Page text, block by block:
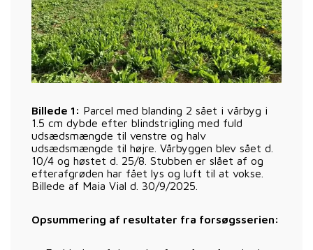
Billede 1: Parcel med blanding 2 sået i vårbyg i
1.5 cm dybde efter blindstrigling med fuld
udsædsmængde til venstre og halv
udsædsmængde til højre. Vårbyggen blev sået d.
10/4 og høstet d. 25/8. Stubben er slået af og
efterafgrøden har fået lys og luft til at vokse.
Billede af Maia Vial d. 30/9/2025.
Opsummering af resultater fra forsøgsserien: